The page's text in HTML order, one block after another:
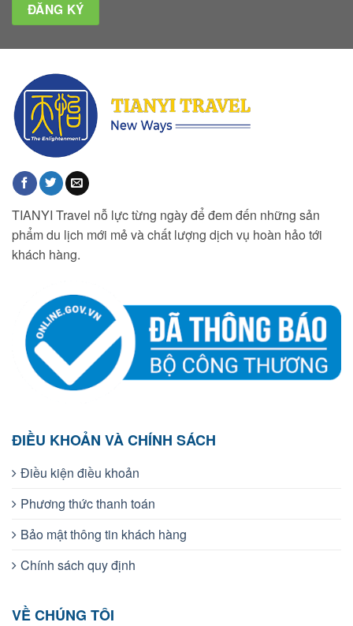
TIANYI Travel nỗ lực từng ngày để đem đến những sản
phẩm du lịch mới mẻ và chất lượng dịch vụ hoàn hảo tới
khách hàng.
ĐIỀU KHOẢN VÀ CHÍNH SÁCH
Điều kiện điều khoản
Phương thức thanh toán
Bảo mật thông tin khách hàng
Chính sách quy định
VỀ CHÚNG TÔI